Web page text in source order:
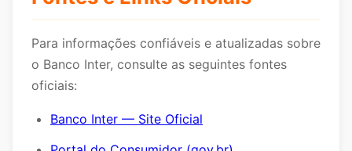
Para informações confiáveis e atualizadas sobre
o Banco Inter, consulte as seguintes fontes
oficiais:
Banco Inter — Site Oficial